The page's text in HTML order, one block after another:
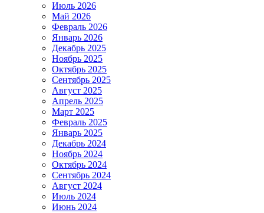
Июль 2026
Май 2026
Февраль 2026
Январь 2026
Декабрь 2025
Ноябрь 2025
Октябрь 2025
Сентябрь 2025
Август 2025
Апрель 2025
Март 2025
Февраль 2025
Январь 2025
Декабрь 2024
Ноябрь 2024
Октябрь 2024
Сентябрь 2024
Август 2024
Июль 2024
Июнь 2024